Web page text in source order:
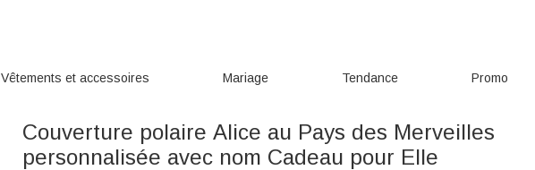
Vêtements et accessoires Mariage Tendance Promo
Couverture polaire Alice au Pays des Merveilles
personnalisée avec nom Cadeau pour Elle